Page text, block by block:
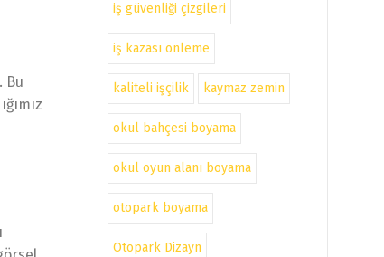
Bu
iş güvenliği çizgileri
iş kazası önleme
kaliteli işçilik kaymaz zemin
okul bahçesi boyama
okul oyun alanı boyama
otopark boyama
Otopark Dizayn